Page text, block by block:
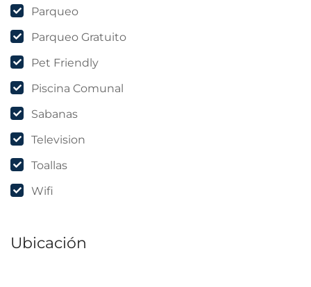
Parqueo
Parqueo Gratuito
Pet Friendly
Piscina Comunal
Sabanas
Television
Toallas
Wifi
Ubicación